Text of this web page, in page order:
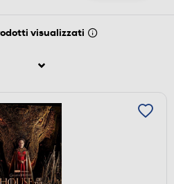
visualizzati